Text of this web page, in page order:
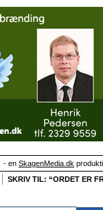
- en SkagenMedia.dk
SKRIV TIL: “ORDET ER